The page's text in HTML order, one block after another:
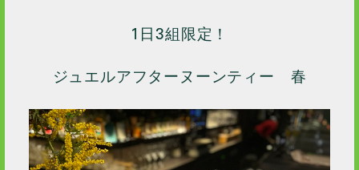
1日3組限定！
ジュエルアフターヌーンティー 春